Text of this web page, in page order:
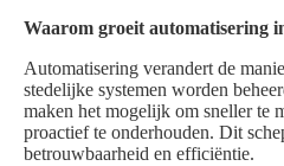
Waarom groeit automatisering
Automatisering verandert de
stedelijke systemen worden
maken het mogelijk om sneller te
proactief te onderhouden. Dit
betrouwbaarheid en efficiëntie.